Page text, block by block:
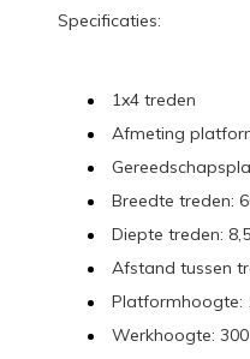
Specificaties:
1x4 treden
Afmeting
Breedte treden:
Diepte treden:
Afstand tussen
Platformhoogte:
Werkhoogte: